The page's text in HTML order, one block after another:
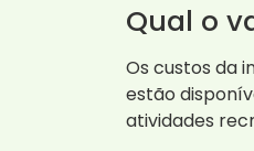
Qual o
Os custos da
estão
atividades